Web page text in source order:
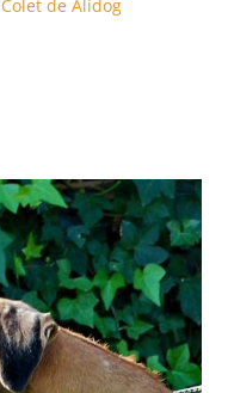
Colet de Alidog